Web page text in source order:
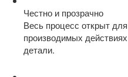
Честно и прозрачно
Весь процесс открыт
производимых
детали.